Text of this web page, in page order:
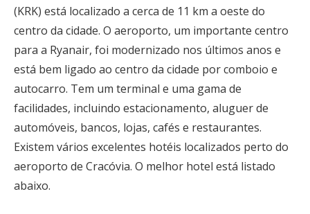
(KRK) está localizado a cerca de 11 km a oeste do
centro da cidade. O aeroporto, um importante centro
para a Ryanair, foi modernizado nos últimos anos e
está bem ligado ao centro da cidade por comboio e
autocarro. Tem um terminal e uma gama de
facilidades, incluindo estacionamento, aluguer de
automóveis, bancos, lojas, cafés e restaurantes.
Existem vários excelentes hotéis localizados perto do
aeroporto de Cracóvia. O melhor hotel está listado
abaixo.